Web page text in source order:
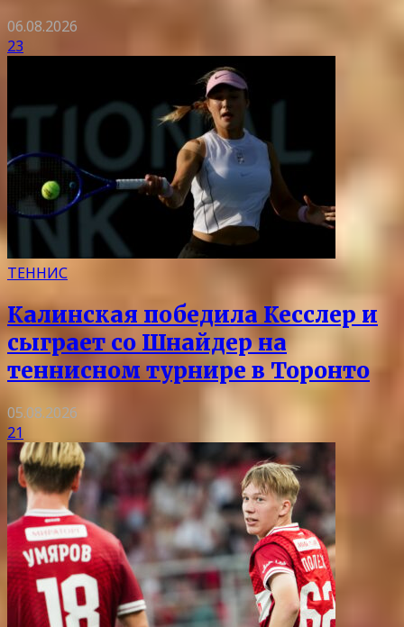
06.08.2026
23
ТЕННИС
Калинская победила Кесслер и
сыграет со Шнайдер на
теннисном турнире в Торонто
05.08.2026
21